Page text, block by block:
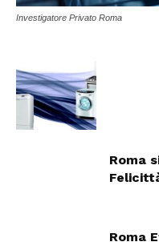
Investigatore Privato Roma
Roma
Roma